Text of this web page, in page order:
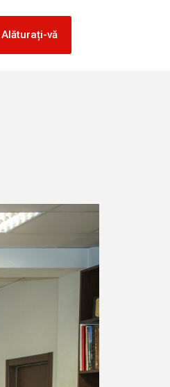
Alăturați-vă